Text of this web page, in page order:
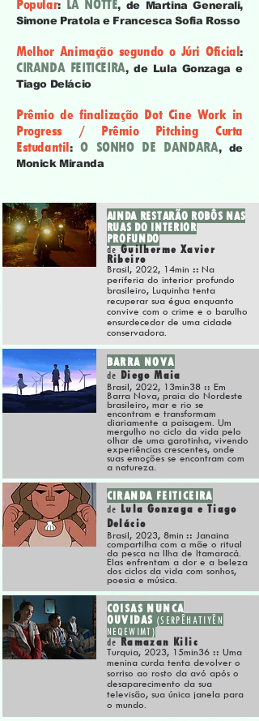
Popular: LA NOTTE, de Martina Generali,
Simone Pratola e Francesca Sofia Rosso
Melhor Animação segundo o Júri Oficial:
CIRANDA FEITICEIRA, de Lula Gonzaga e
Tiago Delácio
Prêmio de finalização Dot Cine Work in
Progress / Prêmio Pitching Curta
Estudantil:O SONHO DE DANDARA, de
Monick Miranda
AINDA RESTARÃO ROBÔS NAS
RUAS DO INTERIOR
PROFUNDO
de Guilherme Xavier
Ribeiro
Brasil, 2022, 14min :: Na
periferia do interior profundo
brasileiro, Luquinha tenta
recuperar sua égua enquanto
convive com o crime e o barulho
ensurdecedor de uma cidade
conservadora.
BARRA NOVA
de Diego Maia
Brasil, 2022, 13min38 :: Em
Barra Nova, praia do Nordeste
brasileiro, mar e rio se
encontram e transformam
diariamente a paisagem. Um
mergulho no ciclo da vida pelo
olhar de uma garotinha, vivendo
experiências crescentes, onde
suas emoções se encontram com
a natureza.
CIRANDA FEITICEIRA
de Lula Gonzaga e Tiago
Delácio
Brasil, 2023, 8min :: Janaina
compartilha com a mãe o ritual
da pesca na Ilha de Itamaracá.
Elas enfrentam a dor e a beleza
dos ciclos da vida com sonhos,
poesia e música.
COISAS NUNCA
OUVIDAS (SERPÊHATIYÊN
NEQEWIMT)
de Ramazan Kilic
Turquia, 2023, 15min36 :: Uma
menina curda tenta devolver o
sorriso ao rosto da avó após o
desaparecimento da sua
televisão, sua única janela para
o mundo.